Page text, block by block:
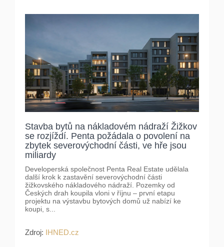
Stavba bytů na nákladovém nádraží Žižkov
se rozjíždí. Penta požádala o povolení na
zbytek severovýchodní části, ve hře jsou
miliardy
Developerská společnost Penta Real Estate udělala
další krok k zastavění severovýchodní části
žižkovského nákladového nádraží. Pozemky od
Českých drah koupila vloni v říjnu – první etapu
projektu na výstavbu bytových domů už nabízí ke
koupi, s...
Zdroj: IHNED.cz